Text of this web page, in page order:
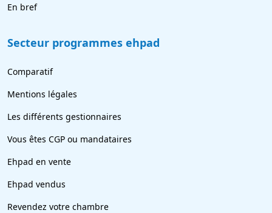
En bref
Secteur programmes ehpad
Comparatif
Mentions légales
Les différents gestionnaires
Vous êtes CGP ou mandataires
Ehpad en vente
Ehpad vendus
Revendez votre chambre